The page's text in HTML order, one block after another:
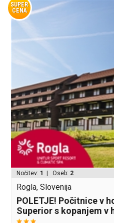
SUPER
CENA
Nočitev: 1 | Oseb: 2
Rogla, Slovenija
POLETJE! Počitnice v
Superior s kopanjem v